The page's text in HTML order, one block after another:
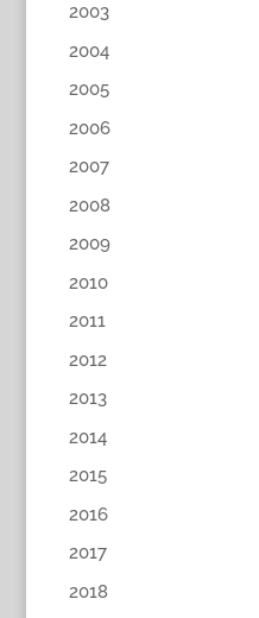
2003
2004
2005
2006
2007
2008
2009
2010
2011
2012
2013
2014
2015
2016
2017
2018